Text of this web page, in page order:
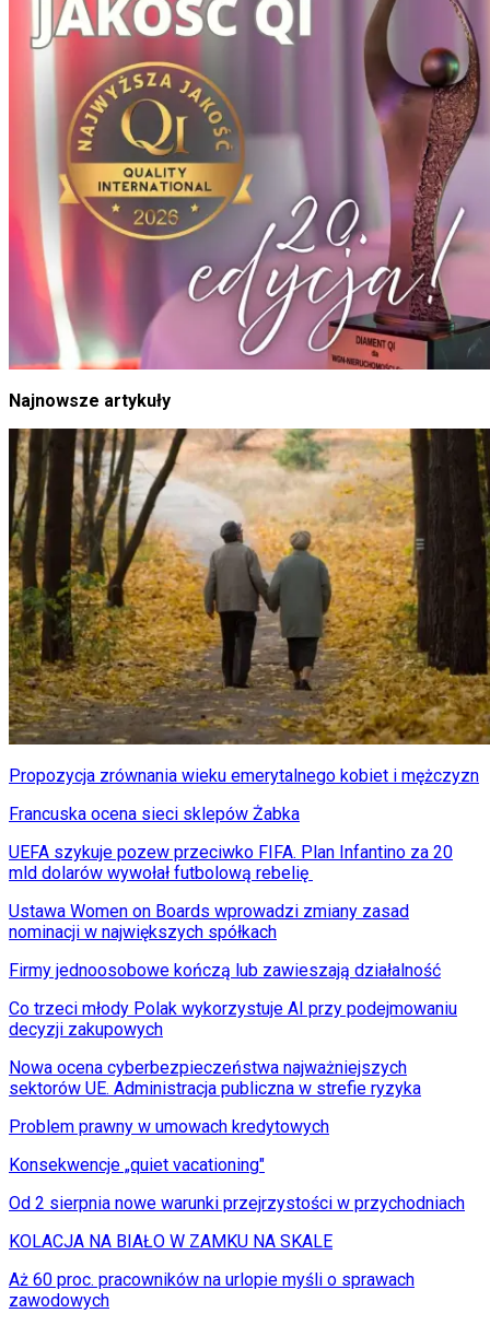
Najnowsze artykuły
Propozycja zrównania wieku emerytalnego kobiet i mężczyzn
Francuska ocena sieci sklepów Żabka
UEFA szykuje pozew przeciwko FIFA. Plan Infantino za 20
mld dolarów wywołał futbolową rebelię
Ustawa Women on Boards wprowadzi zmiany zasad
nominacji w największych spółkach
Firmy jednoosobowe kończą lub zawieszają działalność
Co trzeci młody Polak wykorzystuje AI przy podejmowaniu
decyzji zakupowych
Nowa ocena cyberbezpieczeństwa najważniejszych
sektorów UE. Administracja publiczna w strefie ryzyka
Problem prawny w umowach kredytowych
Konsekwencje „quiet vacationing"
Od 2 sierpnia nowe warunki przejrzystości w przychodniach
KOLACJA NA BIAŁO W ZAMKU NA SKALE
Aż 60 proc. pracowników na urlopie myśli o sprawach
zawodowych